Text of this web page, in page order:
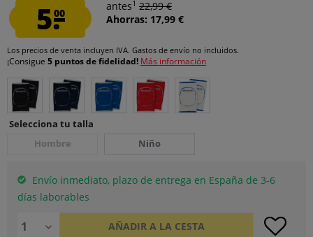
5.00
antes1 22,99 €
Ahorras: 17,99 €
Los precios de venta incluyen IVA. Gastos de envío no incluidos.
¡Consigue 5 puntos de fidelidad! Más información
Selecciona tu talla
Hombre
Niño
Envío inmediato, plazo de entrega en España de 3-6
días laborables
AÑADIR A LA CESTA